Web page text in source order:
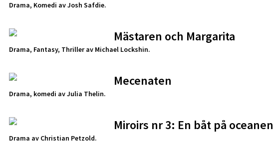
Drama, Komedi av Josh Safdie.
Mästaren och Margarita
Drama, Fantasy, Thriller av Michael Lockshin.
Mecenaten
Drama, komedi av Julia Thelin.
Miroirs nr 3: En båt på oceanen
Drama av Christian Petzold.